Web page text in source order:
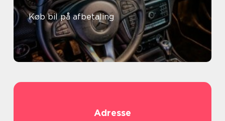
Køb bil på afbetaling
Adresse